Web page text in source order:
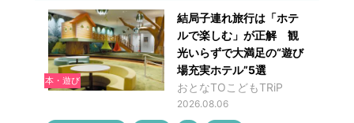
本・遊び
結局子連れ旅行は「ホテ
ルで楽しむ」が正解 観
光いらずで大満足の“遊び
場充実ホテル”5選
おとなTOこどもTRiP
2026.08.06